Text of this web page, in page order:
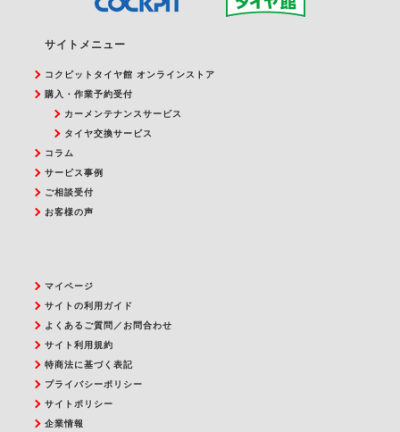
サイトメニュー
コクピットタイヤ館 オンラインストア
購入・作業予約受付
カーメンテナンスサービス
タイヤ交換サービス
コラム
サービス事例
ご相談受付
お客様の声
マイページ
サイトの利用ガイド
よくあるご質問／お問合わせ
サイト利用規約
特商法に基づく表記
プライバシーポリシー
サイトポリシー
企業情報